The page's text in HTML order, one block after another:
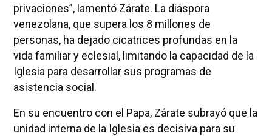
privaciones”, lamentó Zárate. La diáspora
venezolana, que supera los 8 millones de
personas, ha dejado cicatrices profundas en la
vida familiar y eclesial, limitando la capacidad de la
Iglesia para desarrollar sus programas de
asistencia social.
En su encuentro con el Papa, Zárate subrayó que la
unidad interna de la Iglesia es decisiva para su